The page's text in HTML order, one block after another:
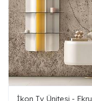
İkon Tv Ünitesi - Ekru